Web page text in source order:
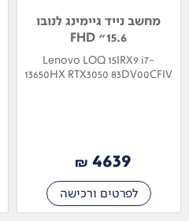
מחשב נייד גיימינג לנובו
15.6" FHD
Lenovo LOQ 15IRX9 i7-
13650HX RTX3050 83DV00CFIV
4639
₪
לפרטים ורכישה